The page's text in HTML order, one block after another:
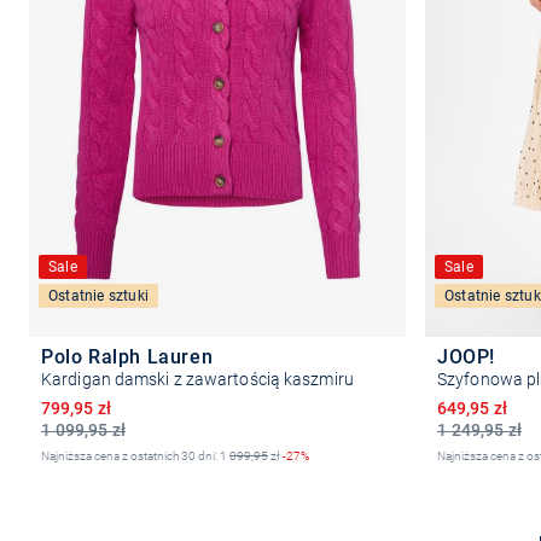
Sale
Ostatnie sztuki
Polo Ralph Lauren
Kardigan damski z zawartością kaszmiru
1 099,95 zł
Obniżona cena
799,95 zł
Najniższa cena z ostatnich 30 dni: 1 099,95zł-27%
Sale
Ostatnie
JOOP!
1 249,95 zł
Obniżona cena
649,95 zł
Najniższa cena z